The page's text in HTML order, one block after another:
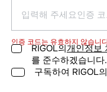
인증 코드는 유효하지 않습니
RIGOL의개인정보
를 준수하겠습니다.
구독하여 RIGOL